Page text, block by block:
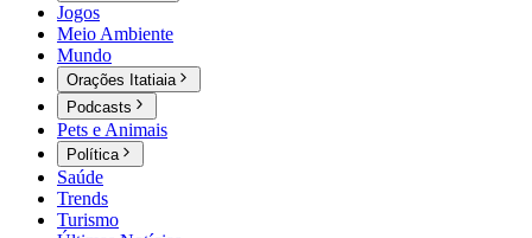
Jogos
Meio Ambiente
Mundo
Orações Itatiaia
Podcasts
Pets e Animais
Política
Saúde
Trends
Turismo